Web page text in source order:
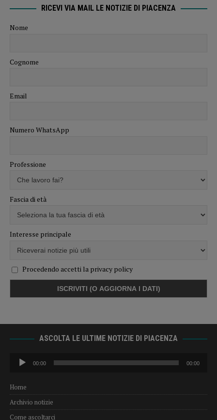
RICEVI VIA MAIL LE NOTIZIE DI PIACENZA
Nome
Cognome
Email
Numero WhatsApp
Professione
Fascia di età
Interesse principale
Procedendo accetti la privacy policy
ASCOLTA LE ULTIME NOTIZIE DI PIACENZA
Audio
Player
00:00 00:00
Home
Archivio notizie
Come ascoltarci